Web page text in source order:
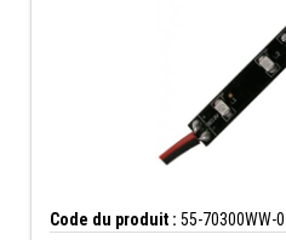
Code du produit : 55-70300WW-0